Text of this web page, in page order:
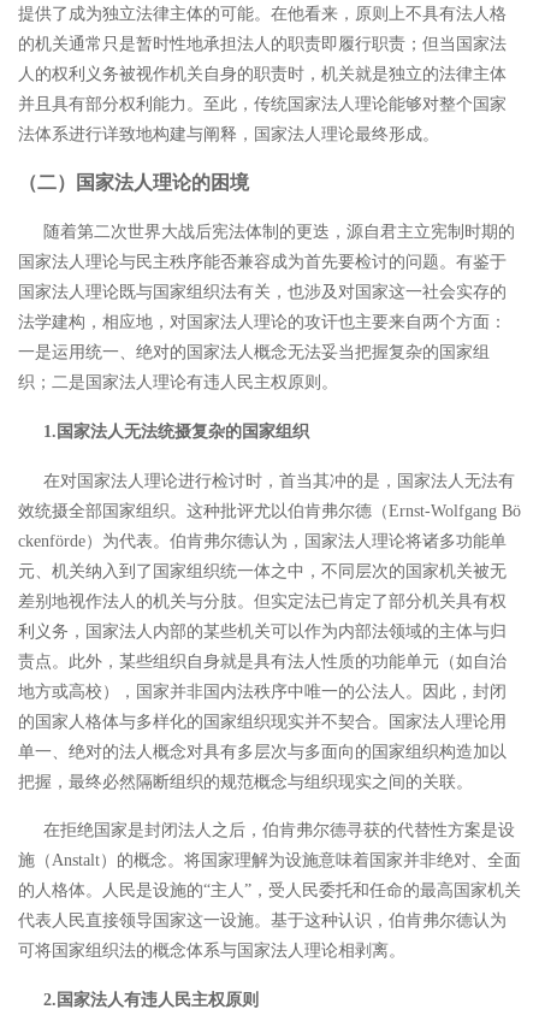
提供了成为独立法律主体的可能。在他看来，原则上不具有法人格
的机关通常只是暂时性地承担法人的职责即履行职责；但当国家法
人的权利义务被视作机关自身的职责时，机关就是独立的法律主体
并且具有部分权利能力。 至此，传统国家法人理论能够对整个国家
法体系进行详致地构建与阐释，国家法人理论最终形成。
（二）国家法人理论的困境
随着第二次世界大战后宪法体制的更迭，源自君主立宪制时期的
国家法人理论与民主秩序能否兼容成为首先要检讨的问题。有鉴于
国家法人理论既与国家组织法有关，也涉及对国家这一社会实存的
法学建构，相应地，对国家法人理论的攻讦也主要来自两个方面：
一是运用统一、绝对的国家法人概念无法妥当把握复杂的国家组
织；二是国家法人理论有违人民主权原则。
1.国家法人无法统摄复杂的国家组织
在对国家法人理论进行检讨时，首当其冲的是，国家法人无法有
效统摄全部国家组织。这种批评尤以伯肯弗尔德（Ernst-Wolfgang Bö
ckenförde）为代表。伯肯弗尔德认为，国家法人理论将诸多功能单
元、机关纳入到了国家组织统一体之中，不同层次的国家机关被无
差别地视作法人的机关与分肢。但实定法已肯定了部分机关具有权
利义务，国家法人内部的某些机关可以作为内部法领域的主体与归
责点。此外，某些组织自身就是具有法人性质的功能单元（如自治
地方或高校），国家并非国内法秩序中唯一的公法人。因此，封闭
的国家人格体与多样化的国家组织现实并不契合。国家法人理论用
单一、绝对的法人概念对具有多层次与多面向的国家组织构造加以
把握，最终必然隔断组织的规范概念与组织现实之间的关联。
在拒绝国家是封闭法人之后，伯肯弗尔德寻获的代替性方案是设
施（Anstalt）的概念。将国家理解为设施意味着国家并非绝对、全面
的人格体。人民是设施的“主人”，受人民委托和任命的最高国家机关
代表人民直接领导国家这一设施。基于这种认识，伯肯弗尔德认为
可将国家组织法的概念体系与国家法人理论相剥离。
2.国家法人有违人民主权原则